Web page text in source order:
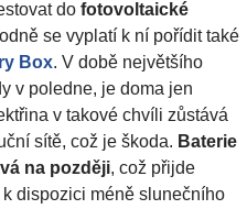
do fotovoltaické
se vyplatí k ní pořídit také
Box. V době největšího
v poledne, je doma jen
v takové chvíli zůstává
sítě, což je škoda. Baterie
na později, což přijde
dispozici méně slunečního